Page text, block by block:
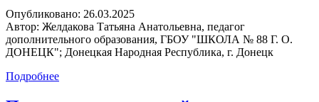
Опубликовано: 26.03.2025
Автор: Желдакова Татьяна Анатольевна, педагог
дополнительного образования, ГБОУ "ШКОЛА № 88 Г. О.
ДОНЕЦК"; Донецкая Народная Республика, г. Донецк
Подробнее